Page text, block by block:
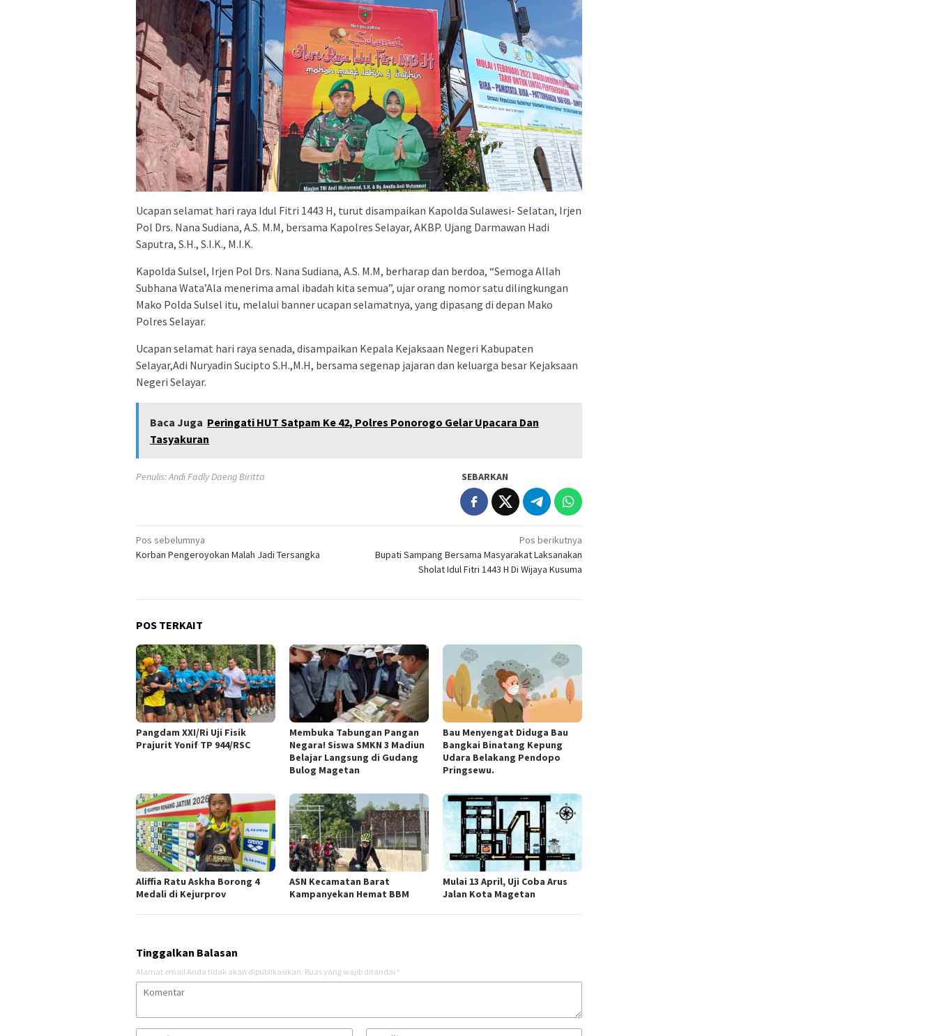
Ucapan selamat hari raya Idul Fitri 1443 H, turut disampaikan Kapolda Sulawesi- Selatan, Irjen
Pol Drs. Nana Sudiana, A.S. M.M, bersama Kapolres Selayar, AKBP. Ujang Darmawan Hadi
Saputra, S.H., S.I.K., M.I.K.
Kapolda Sulsel, Irjen Pol Drs. Nana Sudiana, A.S. M.M, berharap dan berdoa, “Semoga Allah
Subhana Wata’Ala menerima amal ibadah kita semua”, ujar orang nomor satu dilingkungan
Mako Polda Sulsel itu, melalui banner ucapan selamatnya, yang dipasang di depan Mako
Polres Selayar.
Ucapan selamat hari raya senada, disampaikan Kepala Kejaksaan Negeri Kabupaten
Selayar,Adi Nuryadin Sucipto S.H.,M.H, bersama segenap jajaran dan keluarga besar Kejaksaan
Negeri Selayar.
Baca Juga Peringati HUT Satpam Ke 42, Polres Ponorogo Gelar Upacara Dan
Tasyakuran
Penulis: Andi Fadly Daeng Biritta SEBARKAN
Navigasi
pos
Pos sebelumnya
Korban Pengeroyokan Malah Jadi Tersangka
Pos berikutnya
Bupati Sampang Bersama Masyarakat Laksanakan
Sholat Idul Fitri 1443 H Di Wijaya Kusuma
POS TERKAIT
Pangdam XXI/Ri Uji Fisik
Prajurit Yonif TP 944/RSC
Membuka Tabungan Pangan
Negara! Siswa SMKN 3 Madiun
Belajar Langsung di Gudang
Bulog Magetan
Bau Menyengat Diduga Bau
Bangkai Binatang Kepung
Udara Belakang Pendopo
Pringsewu.
Aliffia Ratu Askha Borong 4
Medali di Kejurprov
ASN Kecamatan Barat
Kampanyekan Hemat BBM
Mulai 13 April, Uji Coba Arus
Jalan Kota Magetan
Tinggalkan Balasan
Alamat email Anda tidak akan dipublikasikan. Ruas yang wajib ditandai *